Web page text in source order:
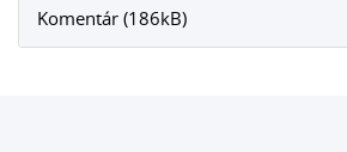
Komentár (186kB)